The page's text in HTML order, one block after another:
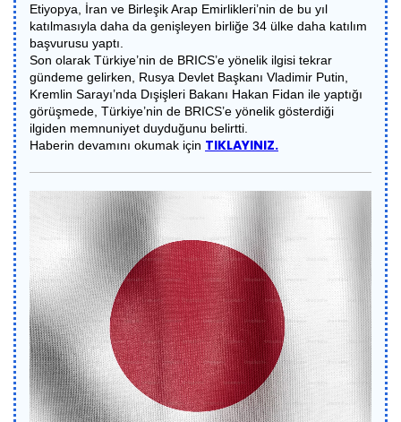
Etiyopya, İran ve Birleşik Arap Emirlikleri’nin de bu yıl
katılmasıyla daha da genişleyen birliğe 34 ülke daha katılım
başvurusu yaptı.
Son olarak Türkiye’nin de BRICS’e yönelik ilgisi tekrar
gündeme gelirken, Rusya Devlet Başkanı Vladimir Putin,
Kremlin Sarayı’nda Dışişleri Bakanı Hakan Fidan ile yaptığı
görüşmede, Türkiye’nin de BRICS’e yönelik gösterdiği
ilgiden memnuniyet duyduğunu belirtti.
Haberin devamını okumak için TIKLAYINIZ.